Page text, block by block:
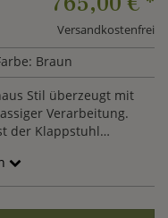
Versandkostenfrei
Braun
Stil überzeugt mit
Verarbeitung.
der Klappstuhl